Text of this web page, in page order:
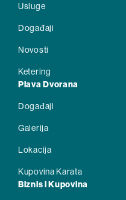
Usluge
Događaji
Novosti
Ketering
Plava Dvorana
Događaji
Galerija
Lokacija
Kupovina Karata
Biznis i Kupovina